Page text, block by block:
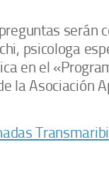
serán
psicologa
en el
la Asociación